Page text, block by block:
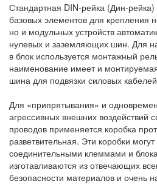
Стандартная DIN-рейка (Дин-
базовых элементов для крепления
но и модульных устройств
нулевых и заземляющих шин. Для
в блок используется монтажный
наименование имеет и
шина для подвязки силовых
Для «припрятывания» и
агрессивных внешних воздействий
проводов применяется коробка
разветвительная. Эти коробки
соединительными клеммами и
изготавливаются из отвечающих
безопасности материалов и очень